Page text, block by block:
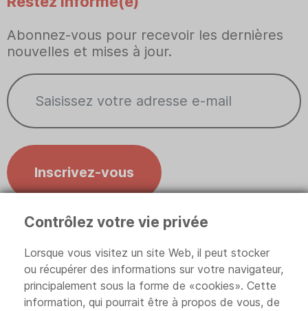
Abonnez-vous pour recevoir les dernières
nouvelles et mises à jour.
Inscrivez-vous
Contrôlez votre vie privée
Lorsque vous visitez un site Web, il peut stocker
ou récupérer des informations sur votre navigateur,
principalement sous la forme de «cookies». Cette
information, qui pourrait être à propos de vous, de